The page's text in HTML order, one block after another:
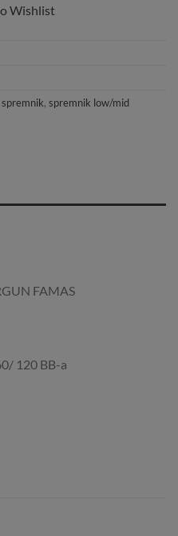
Wishlist
spremnik, spremnik low/mid
FAMAS
120 BB-a